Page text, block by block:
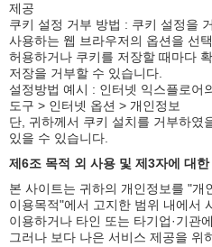
제공
쿠키 설정 거부 방법 : 쿠키 설정을
사용하는 웹 브라우저의 옵션을 선
허용하거나 쿠키를 저장할 때마다
저장을 거부할 수 있습니다.
설정방법 예시 : 인터넷 익스플로
도구 > 인터넷 옵션 > 개인정보
단, 귀하께서 쿠키 설치를 거부하였
있을 수 있습니다.
제6조 목적 외 사용 및 제3자에 대한
본 사이트는 귀하의 개인정보를 "개
이용목적"에서 고지한 범위 내에서
이용하거나 타인 또는 타기업·기관
그러나 보다 나은 서비스 제공을 위